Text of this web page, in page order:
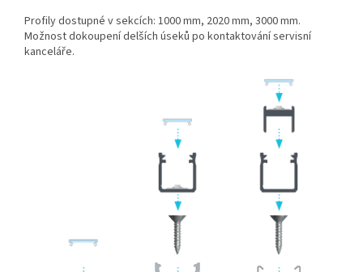
Profily dostupné v sekcích: 1000 mm, 2020 mm, 3000 mm.
Možnost dokoupení delších úseků po kontaktování servisní
kanceláře.